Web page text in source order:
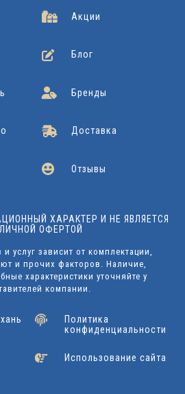
Акции
Блог
Бренды
Доставка
Отзывы
ХАРАКТЕР И НЕ ЯВЛЯЕТСЯ
ОФЕРТОЙ
услуг зависит от комплектации,
и прочих факторов. Наличие,
характеристики уточняйте у
компании.
Политика
конфиденциальности
Использование сайта